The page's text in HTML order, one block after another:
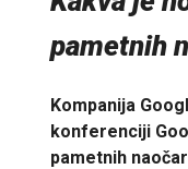
pametnih
Kompanija
konferenciji
pametnih